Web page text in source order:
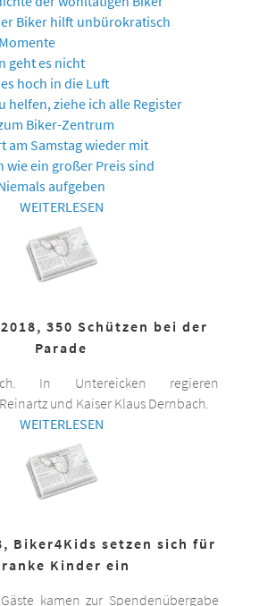
Biker hilft unbürokratisch
geht es nicht
hoch in die Luft
helfen, ziehe ich alle Register
Biker-Zentrum
am Samstag wieder mit
wie ein großer Preis sind
aufgeben
WEITERLESEN
350 Schützen bei der
Parade
In Untereicken regieren
und Kaiser Klaus Dernbach.
WEITERLESEN
Biker4Kids setzen sich für
Kinder ein
kamen zur Spendenübergabe